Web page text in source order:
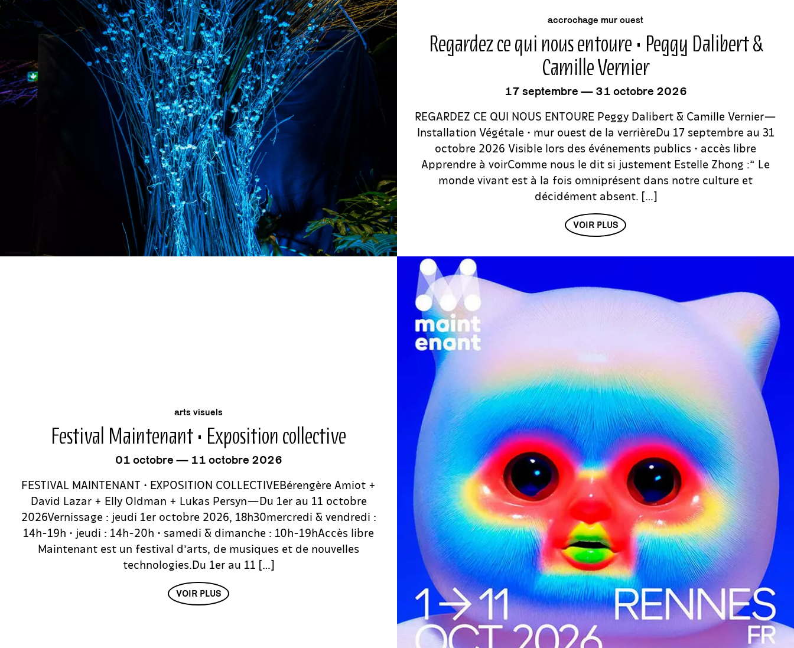
accrochage mur ouest
Regardez ce qui nous entoure • Peggy Dalibert &
Camille Vernier
17 septembre — 31 octobre 2026
REGARDEZ CE QUI NOUS ENTOURE Peggy Dalibert & Camille Vernier—
Installation Végétale • mur ouest de la verrièreDu 17 septembre au 31
octobre 2026 Visible lors des événements publics • accès libre
Apprendre à voirComme nous le dit si justement Estelle Zhong :” Le
monde vivant est à la fois omniprésent dans notre culture et
décidément absent. […]
VOIR PLUS
arts visuels
Festival Maintenant • Exposition collective
01 octobre — 11 octobre 2026
FESTIVAL MAINTENANT • EXPOSITION COLLECTIVEBérengère Amiot +
David Lazar + Elly Oldman + Lukas Persyn—Du 1er au 11 octobre
2026Vernissage : jeudi 1er octobre 2026, 18h30mercredi & vendredi :
14h-19h • jeudi : 14h-20h • samedi & dimanche : 10h-19hAccès libre
Maintenant est un festival d’arts, de musiques et de nouvelles
technologies.Du 1er au 11 […]
VOIR PLUS